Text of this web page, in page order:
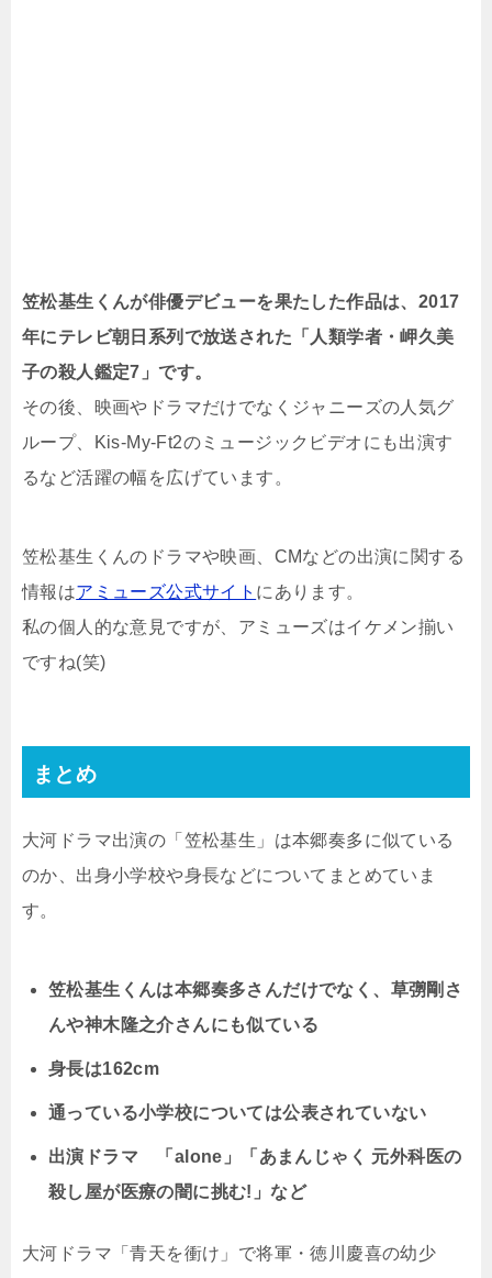
笠松基生くんが俳優デビューを果たした作品は、2017
年にテレビ朝日系列で放送された「人類学者・岬久美
子の殺人鑑定7」です。
その後、映画やドラマだけでなくジャニーズの人気グ
ループ、Kis-My-Ft2のミュージックビデオにも出演す
るなど活躍の幅を広げています。
笠松基生くんのドラマや映画、CMなどの出演に関する
情報はアミューズ公式サイト にあります。
私の個人的な意見ですが、アミューズはイケメン揃い
ですね(笑)
まとめ
大河ドラマ出演の「笠松基生」は本郷奏多に似ている
のか、出身小学校や身長などについてまとめていま
す。
笠松基生くんは本郷奏多さんだけでなく、草彅剛さ
んや神木隆之介さんにも似ている
身長は162cm
通っている小学校については公表されていない
出演ドラマ 「alone」「あまんじゃく 元外科医の
殺し屋が医療の闇に挑む!」など
大河ドラマ「青天を衝け」で将軍・徳川慶喜の幼少